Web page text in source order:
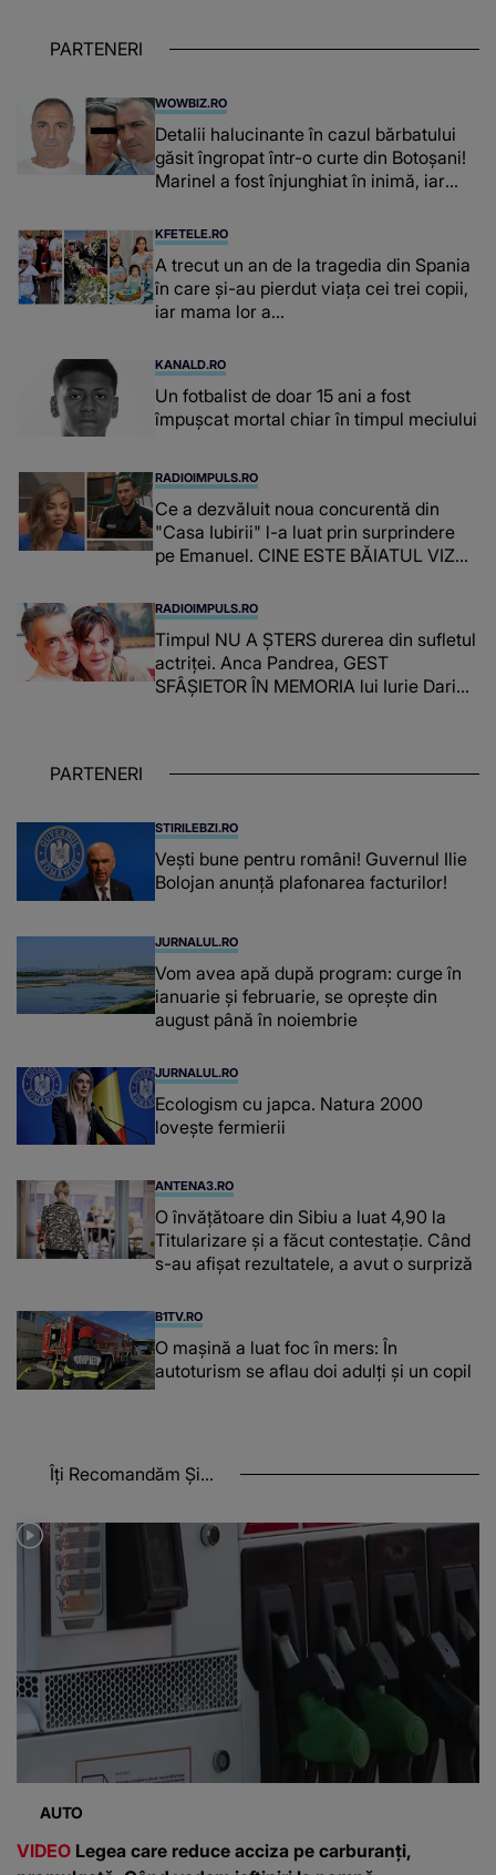
PARTENERI
WOWBIZ.RO
Detalii halucinante în cazul bărbatului
găsit îngropat într-o curte din Botoșani!
Marinel a fost înjunghiat în inimă, iar
suspecți
KFETELE.RO
A trecut un an de la tragedia din Spania
în care și-au pierdut viața cei trei copii,
iar mama lor a…
KANALD.RO
Un fotbalist de doar 15 ani a fost
împușcat mortal chiar în timpul meciului
RADIOIMPULS.RO
Ce a dezvăluit noua concurentă din
"Casa Iubirii" l-a luat prin surprindere
pe Emanuel. CINE ESTE BĂIATUL VIZAT
faptului împlinit, A RECUNOSCUT
IMEDIAT: "Am avut..."
RADIOIMPULS.RO
Timpul NU A ȘTERS durerea din sufletul
actriței. Anca Pandrea, GEST
SFÂȘIETOR ÎN MEMORIA lui Iurie Darie:
PARTENERI
STIRILEBZI.RO
Vești bune pentru români! Guvernul Ilie
Bolojan anunță plafonarea facturilor!
JURNALUL.RO
Vom avea apă după program: curge în
ianuarie și februarie, se oprește din
august până în noiembrie
JURNALUL.RO
Ecologism cu japca. Natura 2000
lovește fermierii
ANTENA3.RO
O învățătoare din Sibiu a luat 4,90 la
Titularizare și a făcut contestație. Când
s-au afișat rezultatele, a avut o surpriză
B1TV.RO
O maşină a luat foc în mers: În
autoturism se aflau doi adulți și un copil
Îți Recomandăm Și...
AUTO
VIDEO Legea care reduce acciza pe carburanți,